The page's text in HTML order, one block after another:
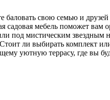
баловать свою семью и
садовая мебель поможет вам
под мистическим звездным
ли выбирать комплект
уютную террасу, где вы